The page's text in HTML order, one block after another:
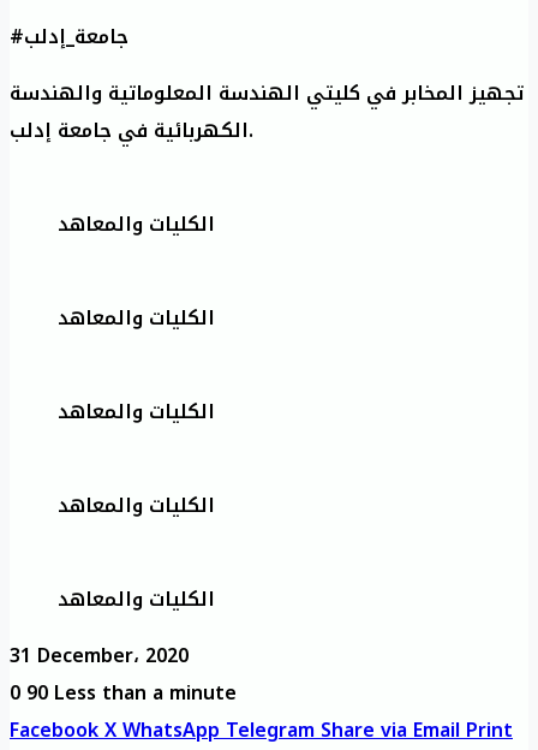
#جامعة_إدلب
تجهيز المخابر في كليتي الهندسة المعلوماتية والهندسة
الكهربائية في جامعة إدلب.
الكليات والمعاهد
الكليات والمعاهد
الكليات والمعاهد
الكليات والمعاهد
الكليات والمعاهد
31 December، 2020
090Less than a minute
FacebookXWhatsAppTelegramShare via EmailPrint